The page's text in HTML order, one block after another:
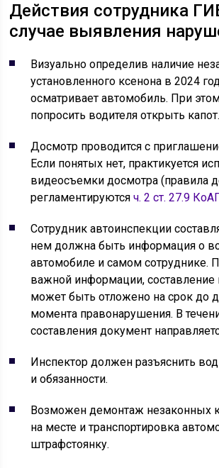
Действия сотрудника
случае выявления
Визуально определив наличие
установленного ксенона в 2024
осматривает автомобиль. При
попросить водителя открыть капот.
Досмотр проводится с
Если понятых нет, практикуется
видеосъемки досмотра (правила
регламентируютсяч. 2 ст. 27.9
Сотрудник автоинспекции
нем должна быть информация о
автомобиле и самом сотруднике.
важной информации, составление
может быть отложено на срок до
момента правонарушения. В
составления документ
Инспектор должен разъяснить
и обязанности.
Возможен демонтаж незаконных
на месте и транспортировка
штрафстоянку.